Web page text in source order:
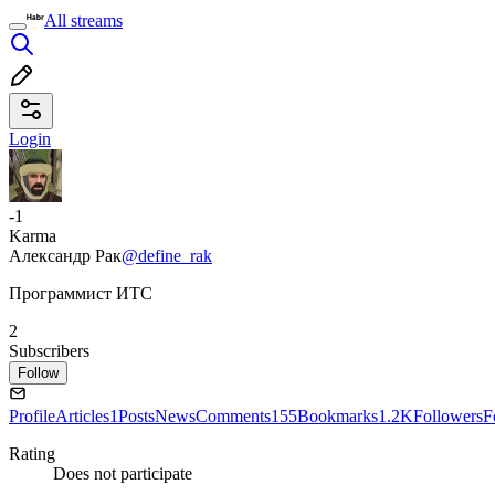
All streams
Login
-1
Karma
Александр Рак@define_rak
Программист ИТС
2
Subscribers
Follow
ProfileArticles1PostsNewsComments155Bookmarks1.2KFollowers
Rating
Does not participate